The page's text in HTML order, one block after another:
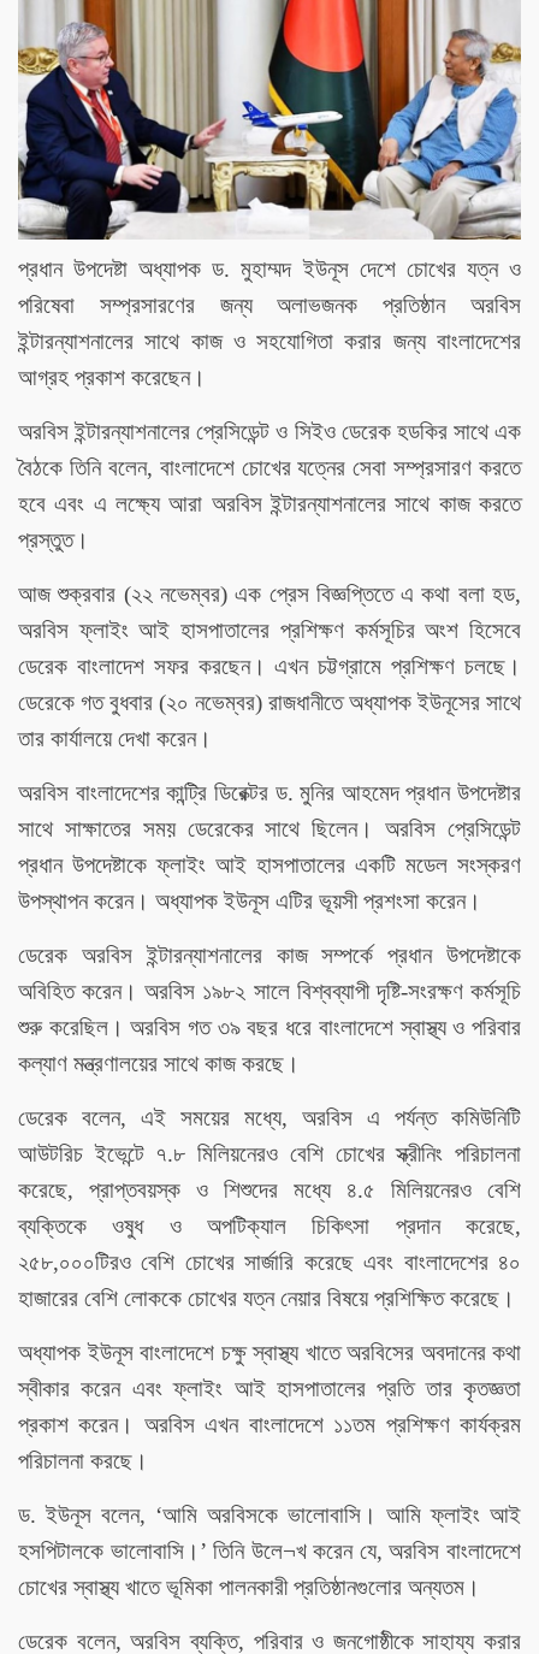
প্রধান উপদেষ্টা অধ্যাপক ড. মুহাম্মদ ইউনূস দেশে চোখের যত্ন ও
পরিষেবা সম্প্রসারণের জন্য অলাভজনক প্রতিষ্ঠান অরবিস
ইন্টারন্যাশনালের সাথে কাজ ও সহযোগিতা করার জন্য বাংলাদেশের
আগ্রহ প্রকাশ করেছেন।
অরবিস ইন্টারন্যাশনালের প্রেসিডেন্ট ও সিইও ডেরেক হডকির সাথে এক
বৈঠকে তিনি বলেন, বাংলাদেশে চোখের যত্নের সেবা সম্প্রসারণ করতে
হবে এবং এ লক্ষ্যে আরা অরবিস ইন্টারন্যাশনালের সাথে কাজ করতে
প্রস্তুত।
আজ শুক্রবার (২২ নভেম্বর) এক প্রেস বিজ্ঞপ্তিতে এ কথা বলা হড,
অরবিস ফ্লাইং আই হাসপাতালের প্রশিক্ষণ কর্মসূচির অংশ হিসেবে
ডেরেক বাংলাদেশ সফর করছেন। এখন চট্টগ্রামে প্রশিক্ষণ চলছে।
ডেরেকে গত বুধবার (২০ নভেম্বর) রাজধানীতে অধ্যাপক ইউনূসের সাথে
তার কার্যালয়ে দেখা করেন।
অরবিস বাংলাদেশের কান্ট্রি ডিরেক্টর ড. মুনির আহমেদ প্রধান উপদেষ্টার
সাথে সাক্ষাতের সময় ডেরেকের সাথে ছিলেন। অরবিস প্রেসিডেন্ট
প্রধান উপদেষ্টাকে ফ্লাইং আই হাসপাতালের একটি মডেল সংস্করণ
উপস্থাপন করেন। অধ্যাপক ইউনূস এটির ভূয়সী প্রশংসা করেন।
ডেরেক অরবিস ইন্টারন্যাশনালের কাজ সম্পর্কে প্রধান উপদেষ্টাকে
অবিহিত করেন। অরবিস ১৯৮২ সালে বিশ্বব্যাপী দৃষ্টি-সংরক্ষণ কর্মসূচি
শুরু করেছিল। অরবিস গত ৩৯ বছর ধরে বাংলাদেশে স্বাস্থ্য ও পরিবার
কল্যাণ মন্ত্রণালয়ের সাথে কাজ করছে।
ডেরেক বলেন, এই সময়ের মধ্যে, অরবিস এ পর্যন্ত কমিউনিটি
আউটরিচ ইভেন্টে ৭.৮ মিলিয়নেরও বেশি চোখের স্ক্রীনিং পরিচালনা
করেছে, প্রাপ্তবয়স্ক ও শিশুদের মধ্যে ৪.৫ মিলিয়নেরও বেশি
ব্যক্তিকে ওষুধ ও অপটিক্যাল চিকিৎসা প্রদান করেছে,
২৫৮,০০০টিরও বেশি চোখের সার্জারি করেছে এবং বাংলাদেশের ৪০
হাজারের বেশি লোককে চোখের যত্ন নেয়ার বিষয়ে প্রশিক্ষিত করেছে।
অধ্যাপক ইউনূস বাংলাদেশে চক্ষু স্বাস্থ্য খাতে অরবিসের অবদানের কথা
স্বীকার করেন এবং ফ্লাইং আই হাসপাতালের প্রতি তার কৃতজ্ঞতা
প্রকাশ করেন। অরবিস এখন বাংলাদেশে ১১তম প্রশিক্ষণ কার্যক্রম
পরিচালনা করছে।
ড. ইউনূস বলেন, ‘আমি অরবিসকে ভালোবাসি। আমি ফ্লাইং আই
হসপিটালকে ভালোবাসি।’ তিনি উলে¬খ করেন যে, অরবিস বাংলাদেশে
চোখের স্বাস্থ্য খাতে ভূমিকা পালনকারী প্রতিষ্ঠানগুলোর অন্যতম।
ডেরেক বলেন, অরবিস ব্যক্তি, পরিবার ও জনগোষ্ঠীকে সাহায্য করার